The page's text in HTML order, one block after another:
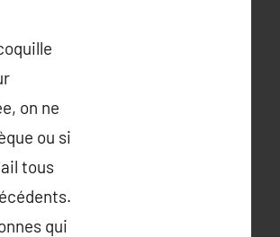
on ne
ou si
tous
qui